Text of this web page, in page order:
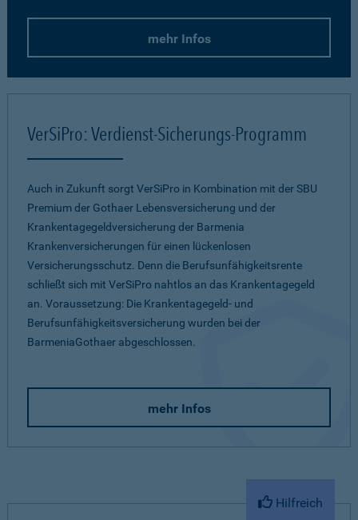
mehr Infos
VerSiPro: Verdienst-Sicherungs-Programm
Auch in Zukunft sorgt VerSiPro in Kombination mit der SBU
Premium der Gothaer Lebensversicherung und der
Krankentagegeldversicherung der Barmenia
Krankenversicherungen für einen lückenlosen
Versicherungsschutz. Denn die Berufsunfähigkeitsrente
schließt sich mit VerSiPro nahtlos an das Krankentagegeld
an. Voraussetzung: Die Krankentagegeld- und
Berufsunfähigkeitsversicherung wurden bei der
BarmeniaGothaer abgeschlossen.
mehr Infos
Hilfreich